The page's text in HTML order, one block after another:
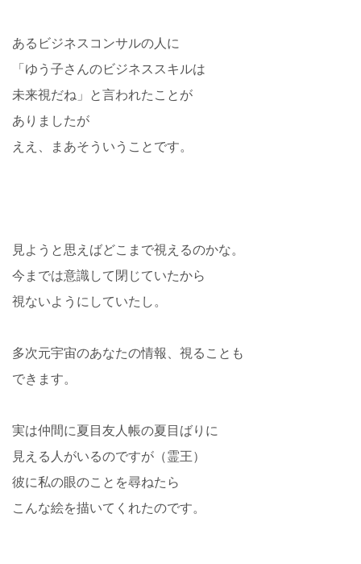
あるビジネスコンサルの人に
「ゆう子さんのビジネススキルは
未来視だね」と言われたことが
ありましたが
ええ、まあそういうことです。
見ようと思えばどこまで視えるのかな。
今までは意識して閉じていたから
視ないようにしていたし。
多次元宇宙のあなたの情報、視ることも
できます。
実は仲間に夏目友人帳の夏目ばりに
見える人がいるのですが（霊王）
彼に私の眼のことを尋ねたら
こんな絵を描いてくれたのです。